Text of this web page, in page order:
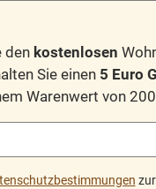
den kostenlosen
Sie einen 5 Euro
Warenwert von